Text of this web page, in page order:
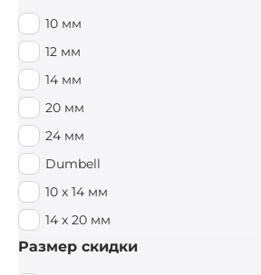
10 мм
12 мм
14 мм
20 мм
24 мм
Dumbell
10 х 14 мм
14 x 20 мм
Размер скидки